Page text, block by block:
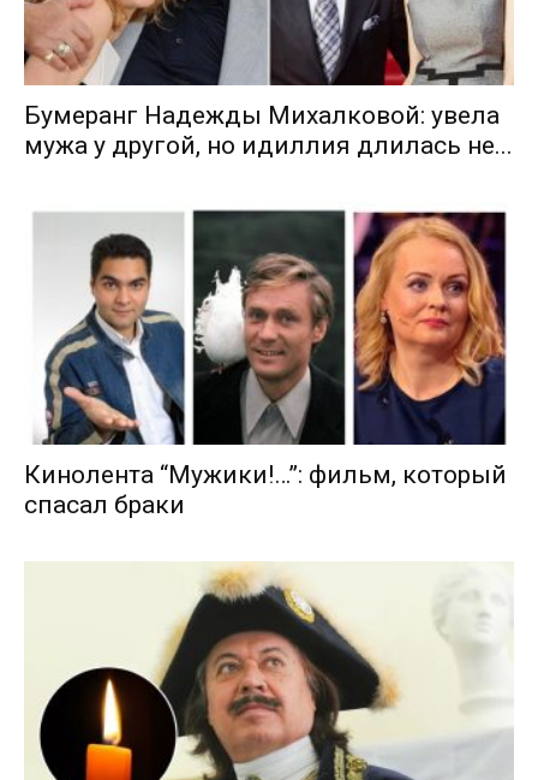
Бумеранг Надежды Михалковой: увела
мужа у другой, но идиллия длилась не...
Кинолента “Мужики!…”: фильм, который
спасал браки